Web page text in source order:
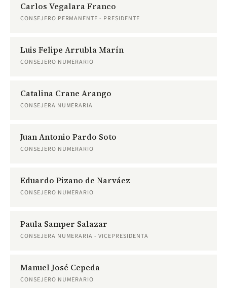
Carlos Vegalara Franco
CONSEJERO PERMANENTE - PRESIDENTE
Luis Felipe Arrubla Marín
CONSEJERO NUMERARIO
Catalina Crane Arango
CONSEJERA NUMERARIA
Juan Antonio Pardo Soto
CONSEJERO NUMERARIO
Eduardo Pizano de Narváez
CONSEJERO NUMERARIO
Paula Samper Salazar
CONSEJERA NUMERARIA - VICEPRESIDENTA
Manuel José Cepeda
CONSEJERO NUMERARIO